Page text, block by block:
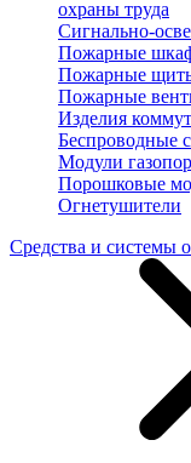
охраны труда
Сигнально-
Пожарные
Пожарные
Пожарные
Изделия
Беспроводные
Модули
Порошковые
Огнетушители
Средства и системы